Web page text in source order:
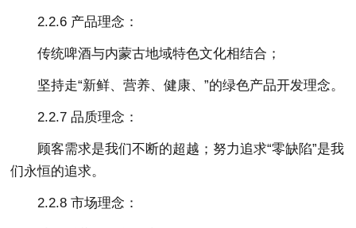
2.2.6 产品理念：
传统啤酒与内蒙古地域特色文化相结合；
坚持走“新鲜、营养、健康、”的绿色产品开发理念。
2.2.7 品质理念：
顾客需求是我们不断的超越；努力追求“零缺陷”是我
们永恒的追求。
2.2.8 市场理念：